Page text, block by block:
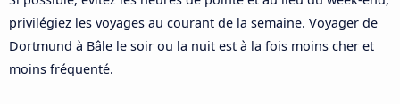
privilégiez les voyages au courant de la semaine. Voyager de
Dortmund à Bâle le soir ou la nuit est à la fois moins cher et
moins fréquenté.